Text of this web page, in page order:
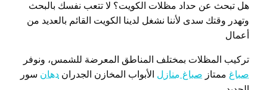
هل تبحث عن حداد مظلات الكويت؟ لا تتعب نفسك بالبحث
وتهدر وقتك سدى لأننا نشغل لدينا الكويت القائم بالعديد من
أعمال
تركيب المظلات بمختلف المناطق المعرضة للشمس، ونوفر
صباغ ممتاز صباغ منازل الأبواب المخازن الجدران دهان سور